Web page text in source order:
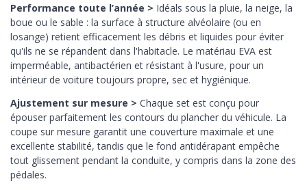
Performance toute l’année > Idéals sous la pluie, la neige, la
boue ou le sable : la surface à structure alvéolaire (ou en
losange) retient efficacement les débris et liquides pour éviter
qu'ils ne se répandent dans l'habitacle. Le matériau EVA est
imperméable, antibactérien et résistant à l'usure, pour un
intérieur de voiture toujours propre, sec et hygiénique.
Ajustement sur mesure > Chaque set est conçu pour
épouser parfaitement les contours du plancher du véhicule. La
coupe sur mesure garantit une couverture maximale et une
excellente stabilité, tandis que le fond antidérapant empêche
tout glissement pendant la conduite, y compris dans la zone des
pédales.